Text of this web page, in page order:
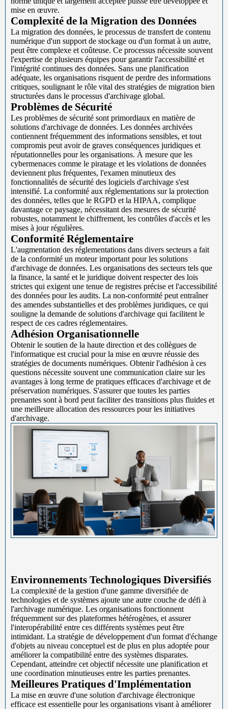
mise en œuvre.
Complexité de la Migration des Données
La migration des données, le processus de transfert de contenu
numérique d'un support de stockage ou d'un format à un autre,
peut être complexe et coûteuse. Ce processus nécessite souvent
l'expertise de plusieurs équipes pour garantir l'accessibilité et
l'intégrité continues des données. Sans une planification
adéquate, les organisations risquent de perdre des informations
critiques, soulignant le rôle vital des stratégies de migration bien
structurées dans le processus d'archivage global.
Problèmes de Sécurité
Les problèmes de sécurité sont primordiaux en matière de
solutions d'archivage de données. Les données archivées
contiennent fréquemment des informations sensibles, et tout
compromis peut avoir de graves conséquences juridiques et
réputationnelles pour les organisations. À mesure que les
cybermenaces comme le piratage et les violations de données
deviennent plus fréquentes, l'examen minutieux des
fonctionnalités de sécurité des logiciels d'archivage s'est
intensifié. La conformité aux réglementations sur la protection
des données, telles que le RGPD et la HIPAA, complique
davantage ce paysage, nécessitant des mesures de sécurité
robustes, notamment le chiffrement, les contrôles d'accès et les
mises à jour régulières.
Conformité Réglementaire
L'augmentation des réglementations dans divers secteurs a fait
de la conformité un moteur important pour les solutions
d'archivage de données. Les organisations des secteurs tels que
la finance, la santé et le juridique doivent respecter des lois
strictes qui exigent une tenue de registres précise et l'accessibilité
des données pour les audits. La non-conformité peut entraîner
des amendes substantielles et des problèmes juridiques, ce qui
souligne la demande de solutions d'archivage qui facilitent le
respect de ces cadres réglementaires.
Adhésion Organisationnelle
Obtenir le soutien de la haute direction et des collègues de
l'informatique est crucial pour la mise en œuvre réussie des
stratégies de documents numériques. Obtenir l'adhésion à ces
questions nécessite souvent une communication claire sur les
avantages à long terme de pratiques efficaces d'archivage et de
préservation numériques. S'assurer que toutes les parties
prenantes sont à bord peut faciliter des transitions plus fluides et
une meilleure allocation des ressources pour les initiatives
d'archivage.
Environnements Technologiques Diversifiés
La complexité de la gestion d'une gamme diversifiée de
technologies et de systèmes ajoute une autre couche de défi à
l'archivage numérique. Les organisations fonctionnent
fréquemment sur des plateformes hétérogènes, et assurer
l'interopérabilité entre ces différents systèmes peut être
intimidant. La stratégie de développement d'un format d'échange
d'objets au niveau conceptuel est de plus en plus adoptée pour
améliorer la compatibilité entre des systèmes disparates.
Cependant, atteindre cet objectif nécessite une planification et
une coordination minutieuses entre les parties prenantes.
Meilleures Pratiques d'Implémentation
La mise en œuvre d'une solution d'archivage électronique
efficace est essentielle pour les organisations visant à améliorer